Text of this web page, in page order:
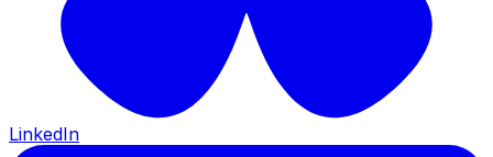
LinkedIn